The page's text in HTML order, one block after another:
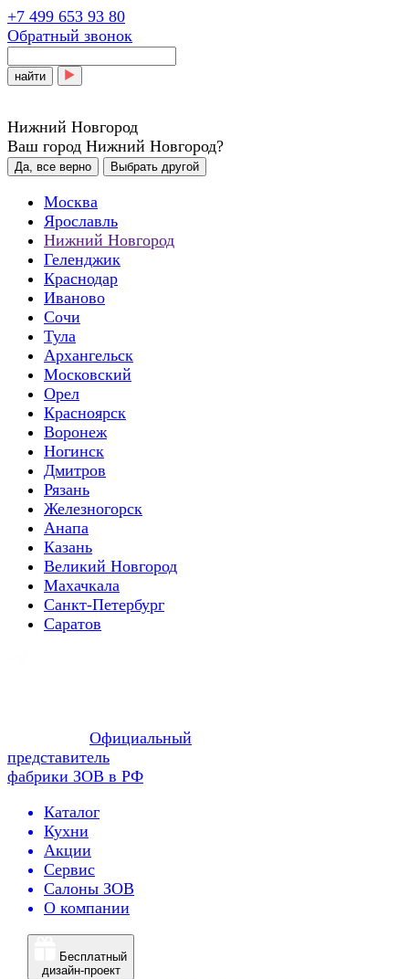
+7 499 653 93 80
Обратный звонок
найти
Нижний Новгород
Ваш город Нижний Новгород?
Да, все верно Выбрать другой
Москва
Ярославль
Нижний Новгород
Геленджик
Краснодар
Иваново
Сочи
Тула
Архангельск
Московский
Орел
Красноярск
Воронеж
Ногинск
Дмитров
Рязань
Железногорск
Анапа
Казань
Великий Новгород
Махачкала
Санкт-Петербург
Саратов
Официальный
представитель
фабрики ЗОВ в РФ
Каталог
Кухни
Акции
Сервис
Салоны ЗОВ
О компании
Бесплатный
дизайн-проект